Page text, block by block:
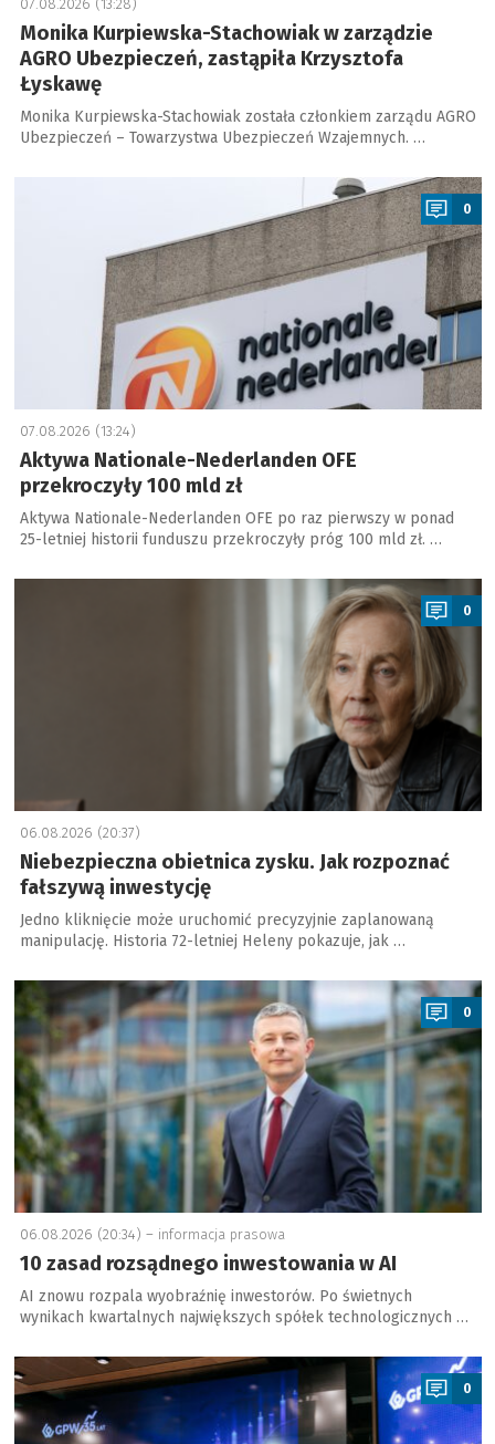
07.08.2026 (13:28)
Monika Kurpiewska-Stachowiak w zarządzie
AGRO Ubezpieczeń, zastąpiła Krzysztofa
Łyskawę
Monika Kurpiewska-Stachowiak została członkiem zarządu AGRO
Ubezpieczeń – Towarzystwa Ubezpieczeń Wzajemnych. …
0
07.08.2026 (13:24)
Aktywa Nationale-Nederlanden OFE
przekroczyły 100 mld zł
Aktywa Nationale-Nederlanden OFE po raz pierwszy w ponad
25-letniej historii funduszu przekroczyły próg 100 mld zł. …
a
0
06.08.2026 (20:37)
Niebezpieczna obietnica zysku. Jak rozpoznać
fałszywą inwestycję
Jedno kliknięcie może uruchomić precyzyjnie zaplanowaną
manipulację. Historia 72-letniej Heleny pokazuje, jak …
a
0
06.08.2026 (20:34) – informacja prasowa
10 zasad rozsądnego inwestowania w AI
AI znowu rozpala wyobraźnię inwestorów. Po świetnych
wynikach kwartalnych największych spółek technologicznych …
a
0